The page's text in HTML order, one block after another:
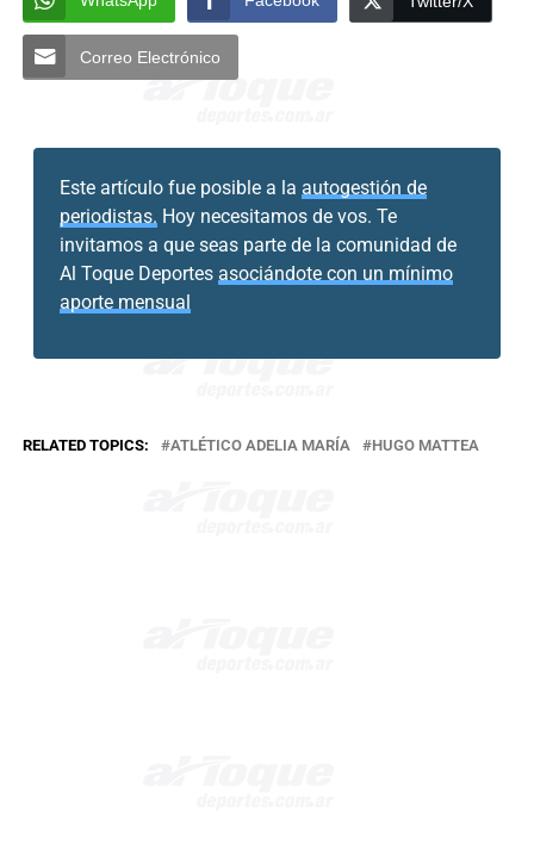
Correo Electrónico
Este artículo fue posible a la autogestión de
periodistas. Hoy necesitamos de vos. Te
invitamos a que seas parte de la comunidad de
Al Toque Deportes asociándote con un mínimo
aporte mensual
RELATED TOPICS: ATLÉTICO ADELIA MARÍA HUGO MATTEA